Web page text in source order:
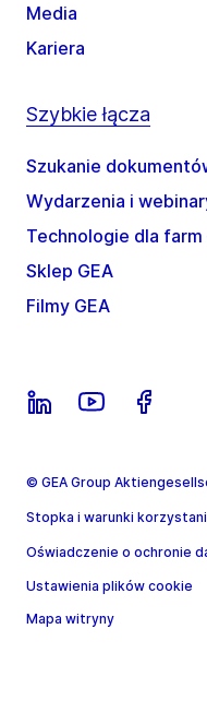
Media
Kariera
Szybkie łącza
Szukanie
Wydarzenia i
Technologie dla
Sklep GEA
Filmy GEA
© GEA Group
Stopka i warunki
Oświadczenie o ochronie
Ustawienia plików cookie
Mapa witryny